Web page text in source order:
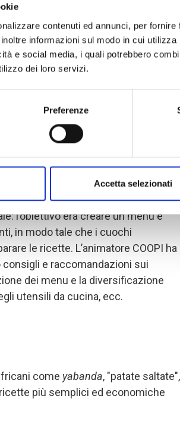
contenuti ed annunci, per
informazioni sul modo in cui
e social media, i quali potrebbero
dei loro servizi.
Preferenze
Accetta selezionati
per l’avvio delle attività della
2018 presso la sede di
ristorante una settimana dopo tale
dell'ANGAC, l’Associazione
e il personale assunto
e perfezionato gli ultimi
le tende in cucina, ecc.
ha ricevuto una formazione sui
servizio) e sulle principali norme
è stata sottoposta dal facilitatore
l’obiettivo era creare un menu e
in modo tale che i cuochi
le ricette. L’animatore COOPI ha
e raccomandazioni sui
dei menu e la diversificazione
utensili da cucina, ecc.
come yabanda, "patate saltate",
più semplici ed economiche